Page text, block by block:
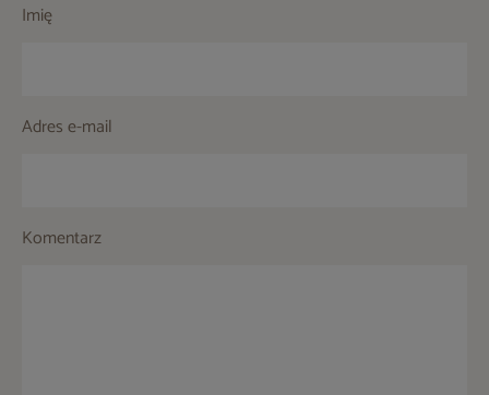
Imię
Adres e-mail
Komentarz